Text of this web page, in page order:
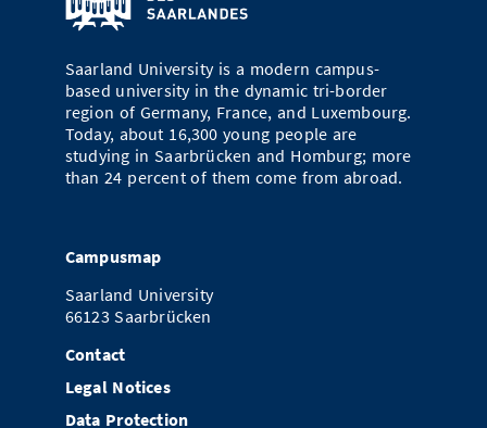
Saarland University is a modern campus-
based university in the dynamic tri-border
region of Germany, France, and Luxembourg.
Today, about 16,300 young people are
studying in Saarbrücken and Homburg; more
than 24 percent of them come from abroad.
Campusmap
Saarland University
66123 Saarbrücken
Contact
Legal Notices
Data Protection